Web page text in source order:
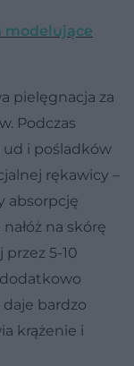
modelujące
pielęgnacja za
Podczas
i pośladków
rękawicy –
absorpcję
na skórę
5-10
daje bardzo
krążenie i